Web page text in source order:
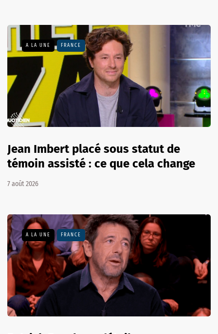
A LA UNE FRANCE
Jean Imbert placé sous statut de
témoin assisté : ce que cela change
7 août 2026
A LA UNE FRANCE